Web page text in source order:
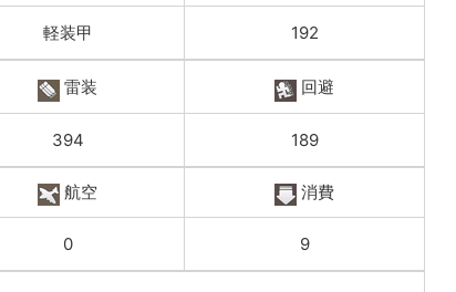
軽装甲 192
雷装 回避
394 189
航空 消費
0 9